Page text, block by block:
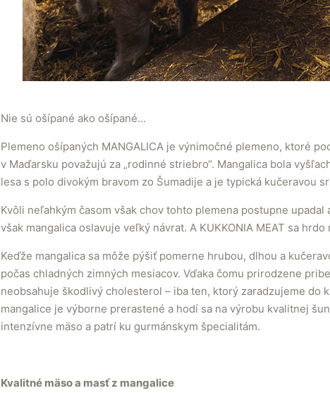
Nie sú ošípané ako ošípané...
Plemeno ošípaných MANGALICA je výnimočné plemeno, ktoré
v Maďarsku považujú za „rodinné striebro“. Mangalica bola
lesa s polo divokým bravom zo Šumadije a je typická kučeravou
Kvôli neľahkým časom však chov tohto plemena postupne
však mangalica oslavuje veľký návrat. A KUKKONIA MEAT sa
Keďže mangalica sa môže pýšiť pomerne hrubou, dlhou a
počas chladných zimných mesiacov. Vďaka čomu prirodzene
neobsahuje škodlivý cholesterol – iba ten, ktorý zaradzujeme do
mangalice je výborne prerastené a hodí sa na výrobu kvalitnej
intenzívne mäso a patrí ku gurmánskym špecialitám.
Kvalitné mäso a masť z mangalice